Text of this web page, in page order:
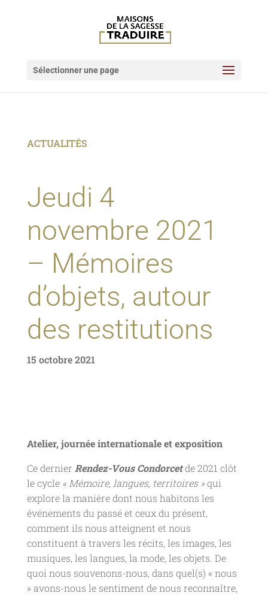
Sélectionner une page
ACTUALITÉS
Jeudi 4
novembre 2021
– Mémoires
d’objets, autour
des restitutions
15 octobre 2021
Atelier, journée internationale et exposition
Ce dernier Rendez-Vous Condorcetde 2021 clôt
le cycle « Mémoire, langues, territoires »qui
explore la manière dont nous habitons les
événements du passé et ceux du présent,
comment ils nous atteignent et nous
constituent à travers les récits, les images, les
musiques, les langues, la mode, les objets. De
quoi nous souvenons-nous, dans quel(s) « nous
» avons-nous le sentiment de nous reconnaître,